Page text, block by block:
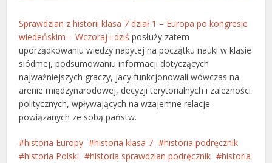
Sprawdzian z historii klasa 7 dział 1 – Europa po kongresie
wiedeńskim – Wczoraj i dziś posłuży zatem
uporządkowaniu wiedzy nabytej na początku nauki w klasie
siódmej, podsumowaniu informacji dotyczących
najważniejszych graczy, jacy funkcjonowali wówczas na
arenie międzynarodowej, decyzji terytorialnych i zależności
politycznych, wpływających na wzajemne relacje
powiązanych ze sobą państw.
historia Europy historia klasa 7
historia podręcznik
historia Polski
historia sprawdzian podręcznik
historia